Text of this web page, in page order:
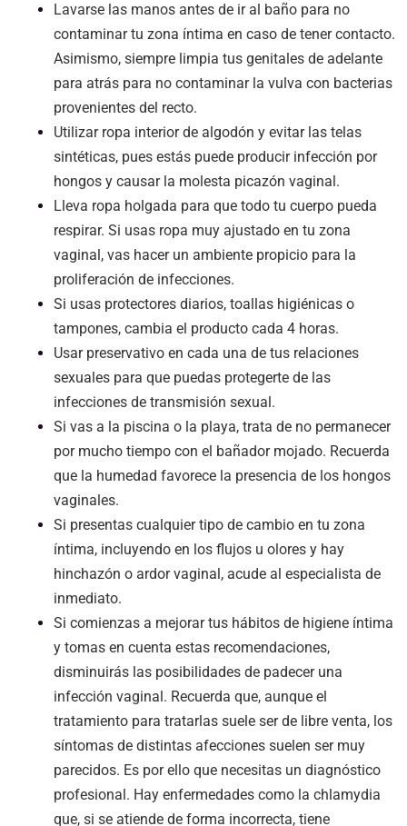
Lavarse las manos antes de ir al baño para no
contaminar tu zona íntima en caso de tener contacto.
Asimismo, siempre limpia tus genitales de adelante
para atrás para no contaminar la vulva con bacterias
provenientes del recto.
Utilizar ropa interior de algodón y evitar las telas
sintéticas, pues estás puede producir infección por
hongos y causar la molesta picazón vaginal.
Lleva ropa holgada para que todo tu cuerpo pueda
respirar. Si usas ropa muy ajustado en tu zona
vaginal, vas hacer un ambiente propicio para la
proliferación de infecciones.
Si usas protectores diarios, toallas higiénicas o
tampones, cambia el producto cada 4 horas.
Usar preservativo en cada una de tus relaciones
sexuales para que puedas protegerte de las
infecciones de transmisión sexual.
Si vas a la piscina o la playa, trata de no permanecer
por mucho tiempo con el bañador mojado. Recuerda
que la humedad favorece la presencia de los hongos
vaginales.
Si presentas cualquier tipo de cambio en tu zona
íntima, incluyendo en los flujos u olores y hay
hinchazón o ardor vaginal, acude al especialista de
inmediato.
Si comienzas a mejorar tus hábitos de higiene íntima
y tomas en cuenta estas recomendaciones,
disminuirás las posibilidades de padecer una
infección vaginal. Recuerda que, aunque el
tratamiento para tratarlas suele ser de libre venta, los
síntomas de distintas afecciones suelen ser muy
parecidos. Es por ello que necesitas un diagnóstico
profesional. Hay enfermedades como la chlamydia
que, si se atiende de forma incorrecta, tiene